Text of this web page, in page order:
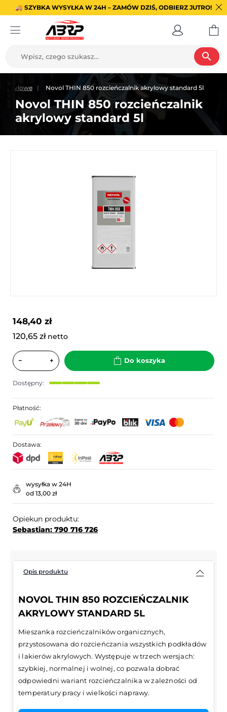
🚚 SZYBKA WYSYŁKA W 24H – ZAMÓW DZIŚ, ODBIERZ JUTRO!
search
akrylowe Novol THIN 850 rozcieńczalnik akrylowy standard 5l
Novol THIN 850 rozcieńczalnik
akrylowy standard 5l
148,40 zł
120,65 zł netto
− + Do koszyka
Dostępny:
Płatność:
Dostawa:
wysyłka w 24H
od 13,00 zł
Opiekun produktu:
Sebastian: 790 716 726
Opis produktu
NOVOL THIN 850 ROZCIEŃCZALNIK
AKRYLOWY STANDARD 5L
Mieszanka rozcieńczalników organicznych,
przystosowana do rozcieńczania wszystkich podkładów
i lakierów akrylowych. Występuje w trzech wersjach:
szybkiej, normalnej i wolnej, co pozwala dobrać
odpowiedni wariant rozcieńczalnika w zależności od
temperatury pracy i wielkości naprawy.